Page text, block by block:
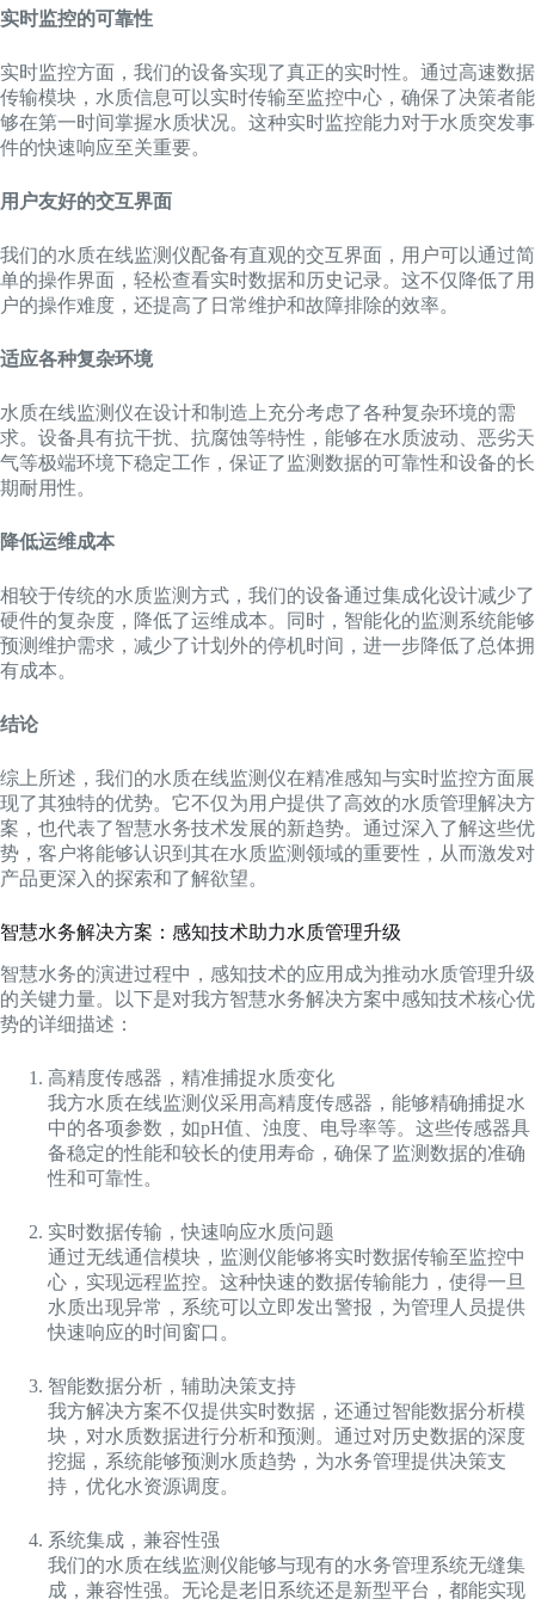
实时监控的可靠性
实时监控方面，我们的设备实现了真正的实时性。通过高速数据
传输模块，水质信息可以实时传输至监控中心，确保了决策者能
够在第一时间掌握水质状况。这种实时监控能力对于水质突发事
件的快速响应至关重要。
用户友好的交互界面
我们的水质在线监测仪配备有直观的交互界面，用户可以通过简
单的操作界面，轻松查看实时数据和历史记录。这不仅降低了用
户的操作难度，还提高了日常维护和故障排除的效率。
适应各种复杂环境
水质在线监测仪在设计和制造上充分考虑了各种复杂环境的需
求。设备具有抗干扰、抗腐蚀等特性，能够在水质波动、恶劣天
气等极端环境下稳定工作，保证了监测数据的可靠性和设备的长
期耐用性。
降低运维成本
相较于传统的水质监测方式，我们的设备通过集成化设计减少了
硬件的复杂度，降低了运维成本。同时，智能化的监测系统能够
预测维护需求，减少了计划外的停机时间，进一步降低了总体拥
有成本。
结论
综上所述，我们的水质在线监测仪在精准感知与实时监控方面展
现了其独特的优势。它不仅为用户提供了高效的水质管理解决方
案，也代表了智慧水务技术发展的新趋势。通过深入了解这些优
势，客户将能够认识到其在水质监测领域的重要性，从而激发对
产品更深入的探索和了解欲望。
智慧水务解决方案：感知技术助力水质管理升级
智慧水务的演进过程中，感知技术的应用成为推动水质管理升级
的关键力量。以下是对我方智慧水务解决方案中感知技术核心优
势的详细描述：
高精度传感器，精准捕捉水质变化
我方水质在线监测仪采用高精度传感器，能够精确捕捉水
中的各项参数，如pH值、浊度、电导率等。这些传感器具
备稳定的性能和较长的使用寿命，确保了监测数据的准确
性和可靠性。
实时数据传输，快速响应水质问题
通过无线通信模块，监测仪能够将实时数据传输至监控中
心，实现远程监控。这种快速的数据传输能力，使得一旦
水质出现异常，系统可以立即发出警报，为管理人员提供
快速响应的时间窗口。
智能数据分析，辅助决策支持
我方解决方案不仅提供实时数据，还通过智能数据分析模
块，对水质数据进行分析和预测。通过对历史数据的深度
挖掘，系统能够预测水质趋势，为水务管理提供决策支
持，优化水资源调度。
系统集成，兼容性强
我们的水质在线监测仪能够与现有的水务管理系统无缝集
成，兼容性强。无论是老旧系统还是新型平台，都能实现